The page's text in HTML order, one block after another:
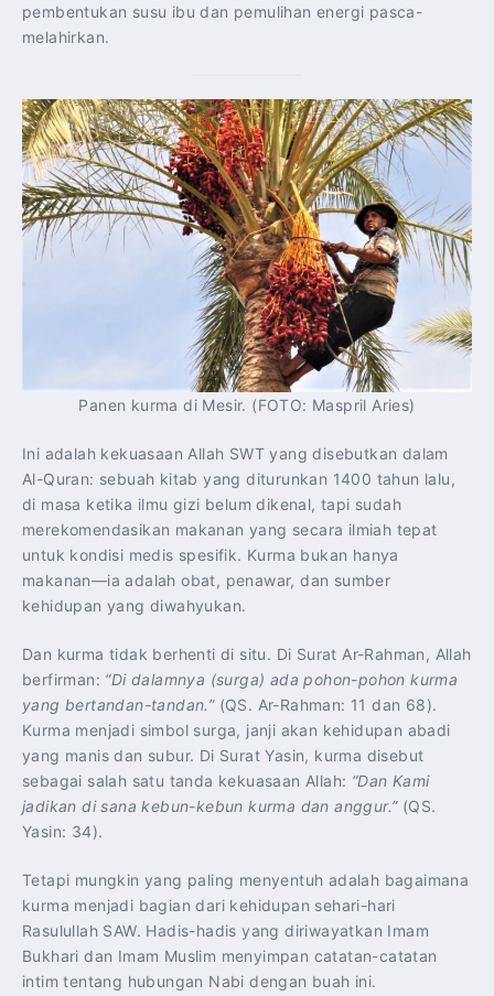
pembentukan susu ibu dan pemulihan energi pasca-
melahirkan.
Panen kurma di Mesir. (FOTO: Maspril Aries)
Ini adalah kekuasaan Allah SWT yang disebutkan dalam
Al-Quran: sebuah kitab yang diturunkan 1400 tahun lalu,
di masa ketika ilmu gizi belum dikenal, tapi sudah
merekomendasikan makanan yang secara ilmiah tepat
untuk kondisi medis spesifik. Kurma bukan hanya
makanan—ia adalah obat, penawar, dan sumber
kehidupan yang diwahyukan.
Dan kurma tidak berhenti di situ. Di Surat Ar-Rahman, Allah
berfirman: “Di dalamnya (surga) ada pohon-pohon kurma
yang bertandan-tandan.”(QS. Ar-Rahman: 11 dan 68).
Kurma menjadi simbol surga, janji akan kehidupan abadi
yang manis dan subur. Di Surat Yasin, kurma disebut
sebagai salah satu tanda kekuasaan Allah: “Dan Kami
jadikan di sana kebun-kebun kurma dan anggur.”(QS.
Yasin: 34).
Tetapi mungkin yang paling menyentuh adalah bagaimana
kurma menjadi bagian dari kehidupan sehari-hari
Rasulullah SAW. Hadis-hadis yang diriwayatkan Imam
Bukhari dan Imam Muslim menyimpan catatan-catatan
intim tentang hubungan Nabi dengan buah ini.